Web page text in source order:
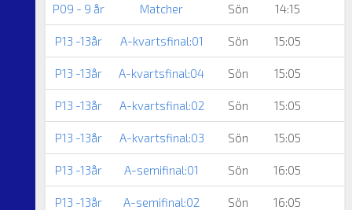
P09 - 9 år Matcher Sön 14:15
P13 -13år A-kvartsfinal:01 Sön 15:05
P13 -13år A-kvartsfinal:04 Sön 15:05
P13 -13år A-kvartsfinal:02 Sön 15:05
P13 -13år A-kvartsfinal:03 Sön 15:05
P13 -13år A-semifinal:01 Sön 16:05
P13 -13år A-semifinal:02 Sön 16:05